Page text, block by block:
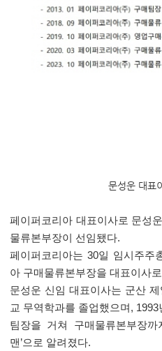
문성운 대표
페이퍼코리아 대표이사로 문성운
물류본부장이 선임됐다.
페이퍼코리아는 30일 임시주주
아 구매물류본부장을 대표이사
문성운 신임 대표이사는 군산
교 무역학과를 졸업했으며 , 1993
팀장을 거쳐 구매물류본부장까
맨’으로 알려졌다.